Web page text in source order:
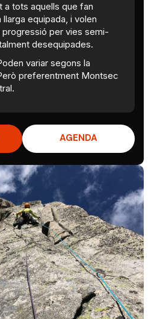
a tots aquells que fan
equipada, i volen
per vies semi-
desequipades.
variar segons la
preferentment Montsec
AGENDA